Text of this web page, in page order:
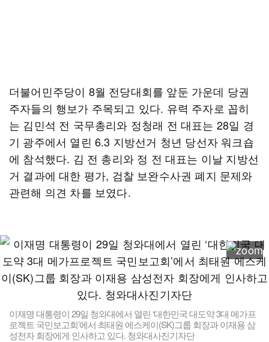
더불어민주당이 8월 전당대회를 앞둔 가운데 당권
주자들의 행보가 주목되고 있다. 유력 주자로 꼽히
는 김민석 전 국무총리와 정청래 전 대표는 28일 경
기 광주에서 열린 6.3 지방선거 청년 당선자 워크숍
에 참석했다. 김 전 총리와 정 전 대표는 이날 지방선
거 결과에 대한 평가, 검찰 보완수사권 폐지 문제와
관련해 의견 차를 보였다.
이재명 대통령이 29일 청와대에서 열린 ‘대한민국 대도약 3대 메가프
로젝트 국민보고회’에서 최태원 에스케이(SK)그룹 회장과 이재용 삼
성전자 회장에게 인사하고 있다. 청와대사진기자단